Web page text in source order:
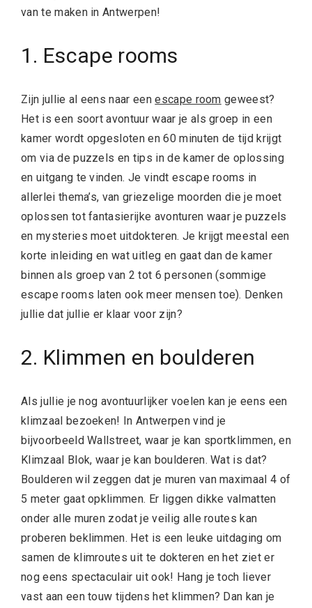
van te maken in Antwerpen!
1. Escape rooms
Zijn jullie al eens naar eenescape room geweest?
Het is een soort avontuur waar je als groep in een
kamer wordt opgesloten en 60 minuten de tijd krijgt
om via de puzzels en tips in de kamer de oplossing
en uitgang te vinden. Je vindt escape rooms in
allerlei thema’s, van griezelige moorden die je moet
oplossen tot fantasierijke avonturen waar je puzzels
en mysteries moet uitdokteren. Je krijgt meestal een
korte inleiding en wat uitleg en gaat dan de kamer
binnen als groep van 2 tot 6 personen (sommige
escape rooms laten ook meer mensen toe). Denken
jullie dat jullie er klaar voor zijn?
2. Klimmen en boulderen
Als jullie je nog avontuurlijker voelen kan je eens een
klimzaal bezoeken! In Antwerpen vind je
bijvoorbeeld Wallstreet, waar je kan sportklimmen, en
Klimzaal Blok, waar je kan boulderen. Wat is dat?
Boulderen wil zeggen dat je muren van maximaal 4 of
5 meter gaat opklimmen. Er liggen dikke valmatten
onder alle muren zodat je veilig alle routes kan
proberen beklimmen. Het is een leuke uitdaging om
samen de klimroutes uit te dokteren en het ziet er
nog eens spectaculair uit ook! Hang je toch liever
vast aan een touw tijdens het klimmen? Dan kan je